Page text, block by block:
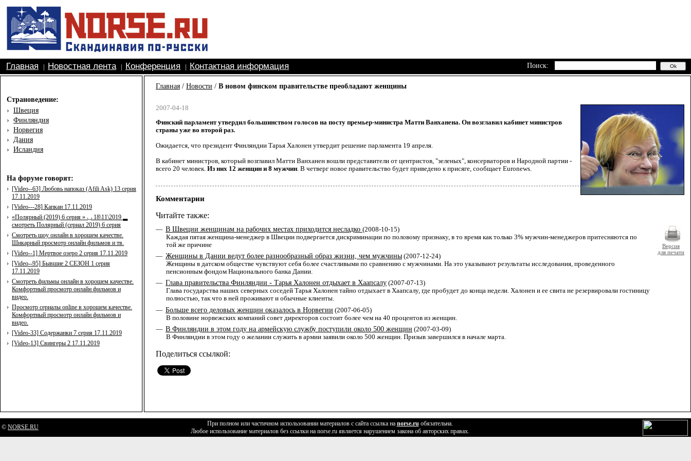
Поиск:
Главная Новостная лента| Конференция Контактная информация
Страноведение:
› Швеция
› Финляндия
› Норвегия
› Дания
› Исландия
На форуме говорят:
› [Video--63] Любовь напоказ (Afili Ask) 13 серия
17.11.2019
› [Video---28] Капкан 17.11.2019
› «Полярный (2019) 6 серия » ◡ 18\11\2019 ▂
смотреть Полярный (сериал 2019) 6 серия
› Смотреть шоу онлайн в хорошем качестве.
Шикарный просмотр онлайн фильмов и тв.
› [Video--1] Мертвое озеро 2 серия 17.11.2019
› [Video--95] Бывшие 2 СЕЗОН 1 серия
17.11.2019
› Смотреть фильмы онлайн в хорошем качестве.
Комфортный просмотр онлайн фильмов и
видео.
› Просмотр сериалы online в хорошем качестве.
Комфортный просмотр онлайн фильмов и
видео.
› [Video-33] Содержанки 7 серия 17.11.2019
› [Video-13] Свингеры 2 17.11.2019
Главная / Новости / В новом финском правительстве преобладают женщины
2007-04-18
Финский парламент утвердил большинством голосов на посту премьер-министра Матти Ванханена. Он возглавил кабинет министров
страны уже во второй раз.
Ожидается, что президент Финляндии Тарья Халонен утвердит решение парламента 19 апреля.
В кабинет министров, который возглавил Матти Ванханен вошли представители от центристов, "зеленых", консерваторов и Народной партии -
всего 20 человек. Из них 12 женщин и 8 мужчин . В четверг новое правительство будет приведено к присяге, сообщает Euronews.
Комментарии
Читайте также:
Версия
для печати
— В Швеции женщинам на рабочих местах приходится несладко (2008-10-15)
Каждая пятая женщина-менеджер в Швеции подвергается дискриминации по половому признаку, в то время как только 3% мужчин-менеджеров притесняются по
той же причине
— Женщины в Дании ведут более разнообразный образ жизни, чем мужчины (2007-12-24)
Женщины в датском обществе чувствуют себя более счастливыми по сравнению с мужчинами. На это указывают результаты исследования, проведенного
пенсионным фондом Национального банка Дании.
— Глава правительства Финляндии - Тарья Халонен отдыхает в Хаапсалу (2007-07-13)
Глава государства наших северных соседей Тарья Халонен тайно отдыхает в Хаапсалу, где пробудет до конца недели. Халонен и ее свита не резервировали гостиницу
полностью, так что в ней проживают и обычные клиенты.
— Больше всего деловых женщин оказалось в Норвегии (2007-06-05)
В половине норвежских компаний совет директоров состоит более чем на 40 процентов из женщин.
— В Финляндии в этом году на армейскую службу поступили около 500 женщин (2007-03-09)
В Финляндии в этом году о желании служить в армии заявили около 500 женщин. Призыв завершился в начале марта.
Поделиться ссылкой:
© NORSE.RU При полном или частичном использовании материалов с сайта ссылка на norse.ruобязательна.
Любое использование материалов без ссылки на norse.ru является нарушением закона об авторских правах.